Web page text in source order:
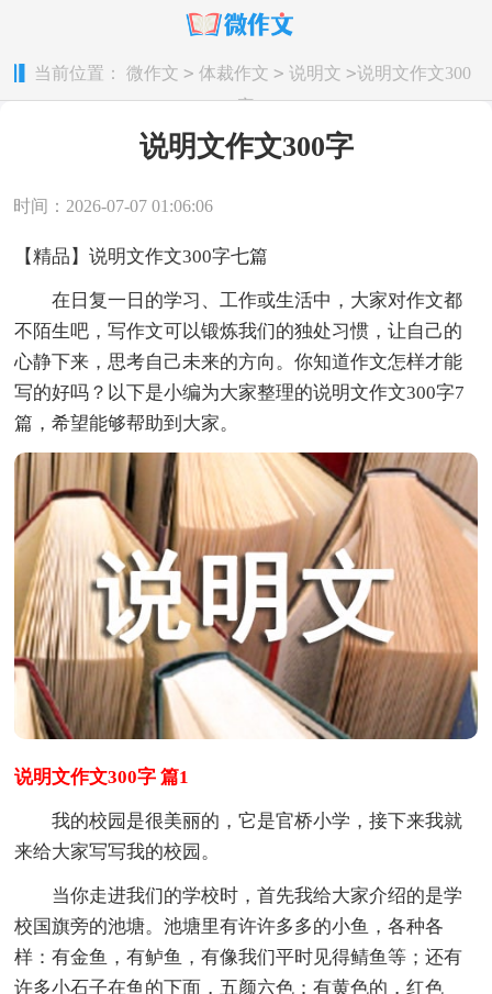
当前位置： 微作文 > 体裁作文 > 说明文 >说明文作文300
字
说明文作文300字
时间：2026-07-07 01:06:06
【精品】说明文作文300字七篇
在日复一日的学习、工作或生活中，大家对作文都
不陌生吧，写作文可以锻炼我们的独处习惯，让自己的
心静下来，思考自己未来的方向。你知道作文怎样才能
写的好吗？以下是小编为大家整理的说明文作文300字7
篇，希望能够帮助到大家。
说明文作文300字 篇1
我的校园是很美丽的，它是官桥小学，接下来我就
来给大家写写我的校园。
当你走进我们的学校时，首先我给大家介绍的是学
校国旗旁的池塘。池塘里有许许多多的小鱼，各种各
样：有金鱼，有鲈鱼，有像我们平时见得鲭鱼等；还有
许多小石子在鱼的下面，五颜六色：有黄色的，红色